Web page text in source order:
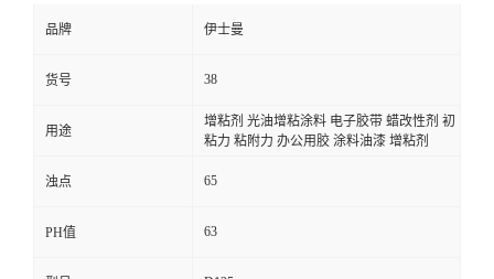
品牌 伊士曼
货号 38
用途
增粘剂 光油增粘涂料 电子胶带 蜡改性剂 初
粘力 粘附力 办公用胶 涂料油漆 增粘剂
浊点 65
PH值 63